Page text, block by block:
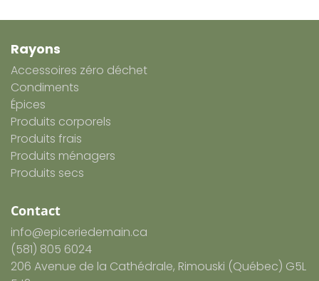
Rayons
Accessoires zéro déchet
Condiments
Épices
Produits corporels
Produits frais
Produits ménagers
Produits secs
Contact
info@epiceriedemain.ca
(581) 805 6024
206 Avenue de la Cathédrale, Rimouski (Québec) G5L